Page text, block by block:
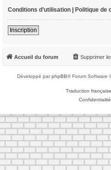
Conditions d’utilisation | Politique de
Inscription
Accueil du forum Supprimer
Développé parphpBB® Forum Software
Traduction
Confidentialité